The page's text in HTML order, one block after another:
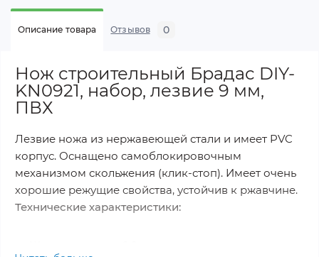
Описание товара Отзывов 0
Нож строительный Брадас DIY-
KN0921, набор, лезвие 9 мм,
ПВХ
Лезвие ножа из нержавеющей стали и имеет PVC
корпус. Оснащено самоблокировочным
механизмом скольжения (клик-стоп). Имеет очень
хорошие режущие свойства, устойчив к ржавчине.
Технические характеристики: